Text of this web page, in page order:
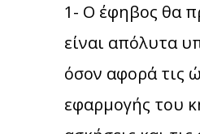
1- Ο έφηβος θα
είναι απόλυτα
όσον αφορά τις
εφαρμογής του